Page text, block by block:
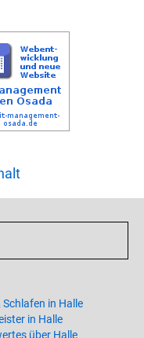
Schlafen in Halle
in Halle
über Halle